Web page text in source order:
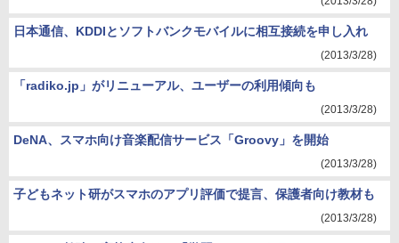
日本通信、KDDIとソフトバンクモバイルに相互接続を申し入れ
(2013/3/28)
「radiko.jp」がリニューアル、ユーザーの利用傾向も
(2013/3/28)
DeNA、スマホ向け音楽配信サービス「Groovy」を開始
(2013/3/28)
子どもネット研がスマホのアプリ評価で提言、保護者向け教材も
(2013/3/28)